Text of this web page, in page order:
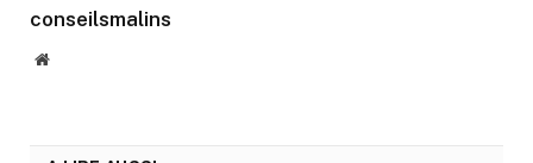
conseilsmalins
Website